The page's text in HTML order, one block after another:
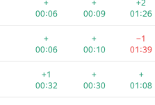
+
00:06
+
00:09
+2
01:26
+
00:06
+
00:10
−1
01:39
+1
00:32
+
00:30
+
01:08